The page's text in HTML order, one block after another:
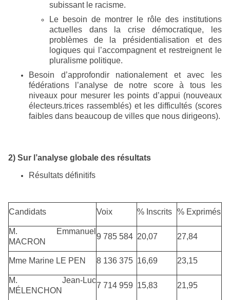
subissant le racisme.
Le besoin de montrer le rôle des institutions
actuelles dans la crise démocratique, les
problèmes de la présidentialisation et des
logiques qui l’accompagnent et restreignent le
pluralisme politique.
Besoin d’approfondir nationalement et avec les
fédérations l’analyse de notre score à tous les
niveaux pour mesurer les points d’appui (nouveaux
électeurs.trices rassemblés) et les difficultés (scores
faibles dans beaucoup de villes que nous dirigeons).
2) Sur l’analyse globale des résultats
Résultats définitifs
Candidats Voix % Inscrits % Exprimés
M. Emmanuel
MACRON
9 785 584 20,07 27,84
Mme Marine LE PEN 8 136 375 16,69 23,15
M. Jean-Luc
MÉLENCHON
7 714 959 15,83 21,95